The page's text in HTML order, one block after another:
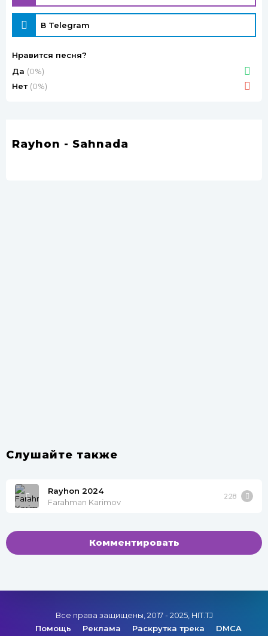
В Telegram
Нравится песня?
Да (0%)
Нет (0%)
Rayhon - Sahnada
Слушайте также
Rayhon 2024
Farahman Karimov
2:28
Комментировать
Все права защищены, 2017 - 2025, HIT.TJ
Помощь
Реклама Раскрутка трека DMCA